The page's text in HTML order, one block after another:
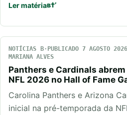
Ler matéria
NOTÍCIAS PUBLICADO 7 AGOSTO 2026
MARIANA ALVES
Panthers e Cardinals
NFL 2026 no Hall of Fame
Carolina Panthers e Arizona
inicial na pré-temporada da